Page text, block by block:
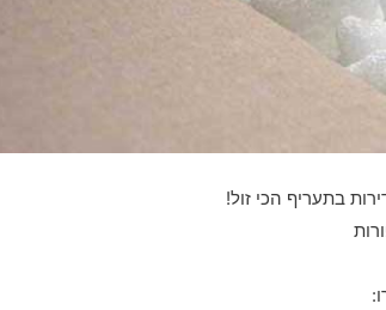
בתעריף הכי זול!